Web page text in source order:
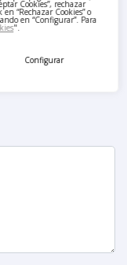
Cookies”, rechazar
“Rechazar Cookies” o
en “Configurar”. Para
".
Configurar